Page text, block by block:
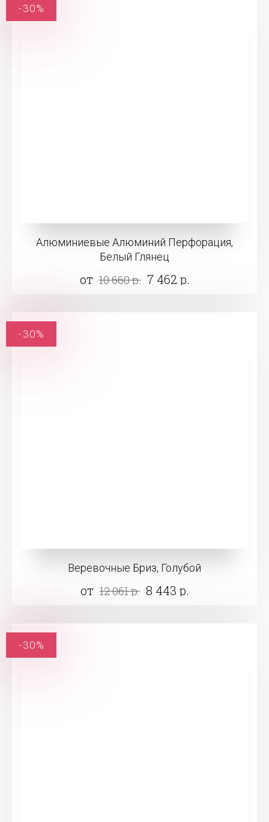
Алюминиевые Алюминий Перфорация,
Белый Глянец
от 10 660 р. 7 462 р.
-30%
Веревочные Бриз, Голубой
от 12 061 р. 8 443 р.
-30%
-30%